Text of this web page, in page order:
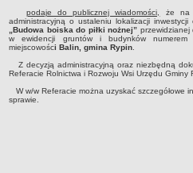
Rejestr instytucji kultury
RODO Klauzule informacyjne
AKTUALNOŚCI I OGŁOSZENIA
URZĄD GMINY
Dane teleadresowe
Tabela informacyjna
podaje do publicznej wiadomości,
że na
administracyjną o ustaleniu lokalizacji
„Budowa boiska do piłki nożnej” przewidzianej
w ewidencji gruntów i budynków numerem
miejscowości Balin, gmina Rypin
Z decyzją administracyjną oraz niezbędną
Referacie Rolnictwa i Rozwoju Wsi Urzędu Gminy
W w/w Referacie można uzyskać szczegółowe
sprawie.